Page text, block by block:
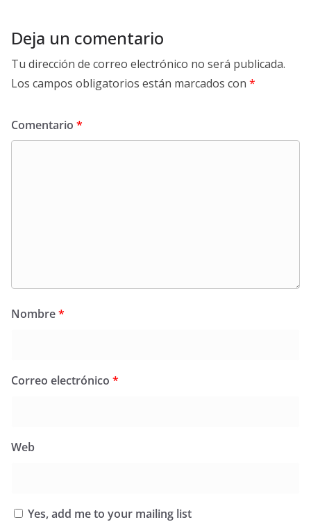
Deja un comentario
Tu dirección de correo electrónico no será publicada.
Los campos obligatorios están marcados con *
Comentario *
Nombre*
Correo electrónico *
Web
Yes, add me to your mailing list